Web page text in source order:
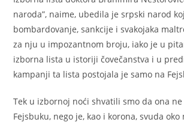
naroda”, naime, ubedila je srpski narod
bombardovanje, sankcije i svakojaka
za nju u impozantnom broju, iako je u
izborna lista u istoriji čovečanstva i u
kampanji ta lista postojala je samo na
Tek u izbornoj noći shvatili smo da ona
Fejsbuku, nego je, kao i korona, svuda oko